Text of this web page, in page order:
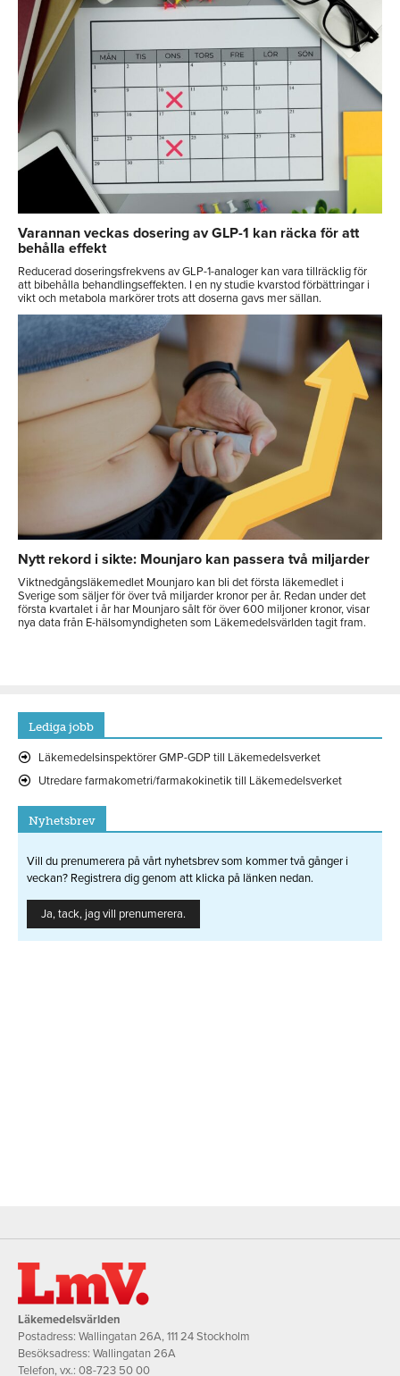
Varannan veckas dosering av GLP-1 kan räcka för att
behålla effekt
Reducerad doseringsfrekvens av GLP-1-analoger kan vara tillräcklig för
att bibehålla behandlingseffekten. I en ny studie kvarstod förbättringar i
vikt och metabola markörer trots att doserna gavs mer sällan.
Nytt rekord i sikte: Mounjaro kan passera två miljarder
Viktnedgångsläkemedlet Mounjaro kan bli det första läkemedlet i
Sverige som säljer för över två miljarder kronor per år. Redan under det
första kvartalet i år har Mounjaro sålt för över 600 miljoner kronor, visar
nya data från E-hälsomyndigheten som Läkemedelsvärlden tagit fram.
Lediga jobb
Läkemedelsinspektörer GMP-GDP till Läkemedelsverket
Utredare farmakometri/farmakokinetik till Läkemedelsverket
Nyhetsbrev
Vill du prenumerera på vårt nyhetsbrev som kommer två gånger i
veckan? Registrera dig genom att klicka på länken nedan.
Ja, tack, jag vill prenumerera.
Läkemedelsvärlden
Postadress: Wallingatan 26A, 111 24 Stockholm
Besöksadress: Wallingatan 26A
Telefon, vx.: 08-723 50 00